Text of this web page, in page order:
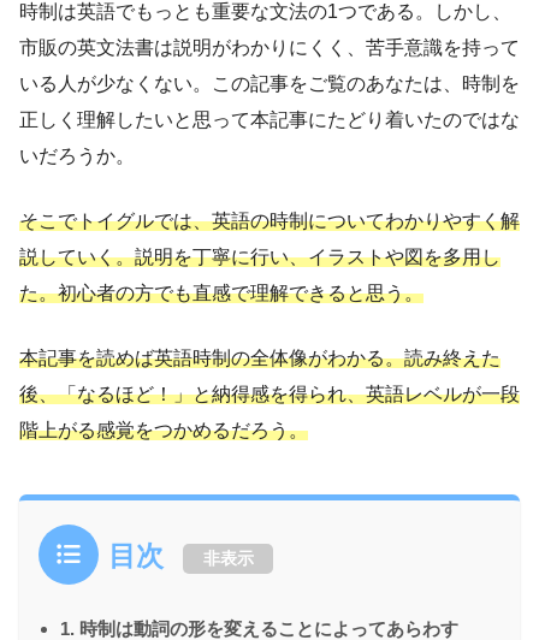
時制は英語でもっとも重要な文法の1つである。しかし、
市販の英文法書は説明がわかりにくく、苦手意識を持って
いる人が少なくない。この記事をご覧のあなたは、時制を
正しく理解したいと思って本記事にたどり着いたのではな
いだろうか。
そこでトイグルでは、英語の時制についてわかりやすく解
説していく。説明を丁寧に行い、イラストや図を多用し
た。初心者の方でも直感で理解できると思う。
本記事を読めば英語時制の全体像がわかる。読み終えた
後、「なるほど！」と納得感を得られ、英語レベルが一段
階上がる感覚をつかめるだろう。
目次 非表示
1. 時制は動詞の形を変えることによってあらわす